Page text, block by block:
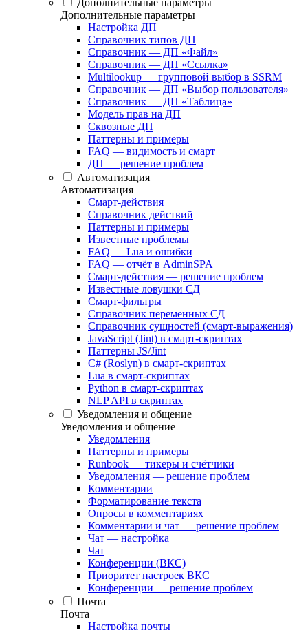
Дополнительные параметры
Дополнительные параметры
Настройка ДП
Справочник типов ДП
Справочник — ДП «Файл»
Справочник — ДП «Ссылка»
Multilookup — групповой выбор в SSRM
Справочник — ДП «Выбор пользователя»
Справочник — ДП «Таблица»
Модель прав на ДП
Сквозные ДП
Паттерны и примеры
FAQ — видимость и смарт
ДП — решение проблем
Автоматизация
Автоматизация
Смарт-действия
Справочник действий
Паттерны и примеры
Известные проблемы
FAQ — Lua и ошибки
FAQ — отчёт в AdminSPA
Смарт-действия — решение проблем
Известные ловушки СД
Смарт-фильтры
Справочник переменных СД
Справочник сущностей (смарт-выражения)
JavaScript (Jint) в смарт-скриптах
Паттерны JS/Jint
C# (Roslyn) в смарт-скриптах
Lua в смарт-скриптах
Python в смарт-скриптах
NLP API в скриптах
Уведомления и общение
Уведомления и общение
Уведомления
Паттерны и примеры
Runbook — тикеры и счётчики
Уведомления — решение проблем
Комментарии
Форматирование текста
Опросы в комментариях
Комментарии и чат — решение проблем
Чат — настройка
Чат
Конференции (ВКС)
Приоритет настроек ВКС
Конференции — решение проблем
Почта
Почта
Настройка почты